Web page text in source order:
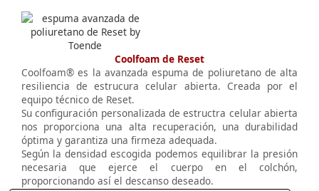
Coolfoam de Reset
Coolfoam® es la avanzada espuma de poliuretano de alta
resiliencia de estrucura celular abierta. Creada por el
equipo técnico de Reset.
Su configuración personalizada de estructra celular abierta
nos proporciona una alta recuperación, una durabilidad
óptima y garantiza una firmeza adequada.
Según la densidad escogida podemos equilibrar la presión
necesaria que ejerce el cuerpo en el colchón,
proporcionando así el descanso deseado.